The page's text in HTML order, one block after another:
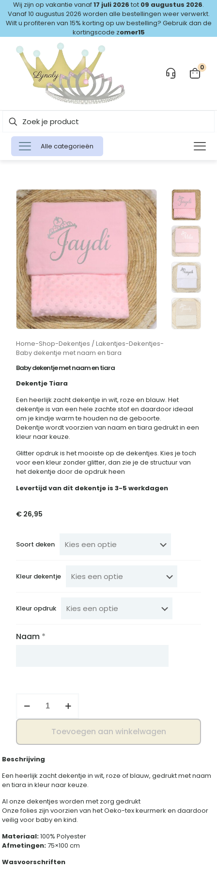
Wij zijn op vakantie vanaf17 juli 2026 tot 09 augustus 2026.
Vanaf 10 augustus 2026 worden alle bestellingen weer verwerkt.
Wilt u profiteren van 15% korting op uw bestelling? Gebruik dan de
kortingscode zomer15
0
Alle categorieën
Home-Shop-Dekentjes / Lakentjes-Dekentjes-
Baby dekentje met naam en tiara
Baby dekentje met naam en tiara
Dekentje Tiara
Een heerlijk zacht dekentje in wit, roze en blauw. Het
dekentje is van een hele zachte stof en daardoor ideaal
om je kindje warm te houden na de geboorte.
Dekentje wordt voorzien van naam en tiara gedrukt in een
kleur naar keuze.
Glitter opdruk is het mooiste op de dekentjes. Kies je toch
voor een kleur zonder glitter, dan zie je de structuur van
het dekentje door de opdruk heen
Levertijd van dit dekentje is 3-5 werkdagen
€ 26,95
Soort deken
Kleur dekentje
Kleur opdruk
Naam *
dekentje
tiara
Toevoegen aan winkelwagen
Beschrijving
Een heerlijk zacht dekentje in wit, roze of blauw, gedrukt met naam
en tiara in kleur naar keuze.
Al onze dekentjes worden met zorg gedrukt
Onze folies zijn voorzien van het Oeko-tex keurmerk en daardoor
veilig voor baby en kind.
Materiaal:100% Polyester
Afmetingen:75×100 cm
Wasvoorschriften